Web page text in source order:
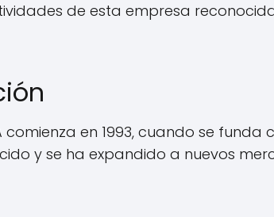
de esta empresa
comienza en 1993, cuando se
y se ha expandido a nuevos